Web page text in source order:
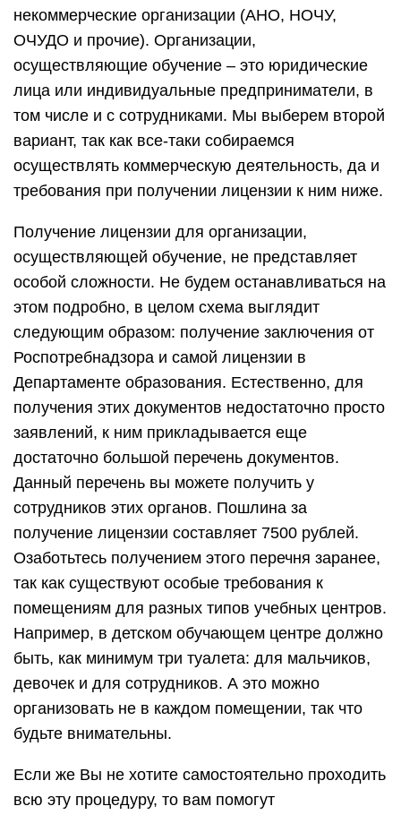
некоммерческие организации (АНО, НОЧУ,
ОЧУДО и прочие). Организации,
осуществляющие обучение – это юридические
лица или индивидуальные предприниматели, в
том числе и с сотрудниками. Мы выберем второй
вариант, так как все-таки собираемся
осуществлять коммерческую деятельность, да и
требования при получении лицензии к ним ниже.
Получение лицензии для организации,
осуществляющей обучение, не представляет
особой сложности. Не будем останавливаться на
этом подробно, в целом схема выглядит
следующим образом: получение заключения от
Роспотребнадзора и самой лицензии в
Департаменте образования. Естественно, для
получения этих документов недостаточно просто
заявлений, к ним прикладывается еще
достаточно большой перечень документов.
Данный перечень вы можете получить у
сотрудников этих органов. Пошлина за
получение лицензии составляет 7500 рублей.
Озаботьтесь получением этого перечня заранее,
так как существуют особые требования к
помещениям для разных типов учебных центров.
Например, в детском обучающем центре должно
быть, как минимум три туалета: для мальчиков,
девочек и для сотрудников. А это можно
организовать не в каждом помещении, так что
будьте внимательны.
Если же Вы не хотите самостоятельно проходить
всю эту процедуру, то вам помогут